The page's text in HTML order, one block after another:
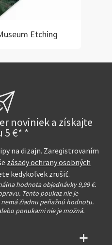
Etching
noviniek a získajte
5 €* *
na dizajn. Zaregistrovaním
zásady ochrany osobných
kedykoľvek zrušiť.
hodnota objednávky 9,99 €.
Tento poukaz nie je
žiadnu peňažnú hodnotu.
ponukami nie je možná.